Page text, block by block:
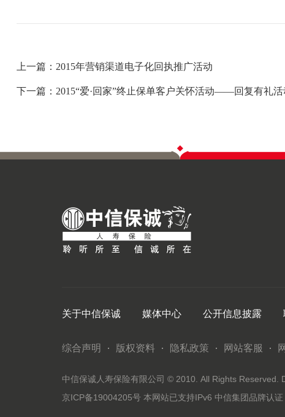
上一篇：2015年营销渠道电子化回执推广活动
下一篇：2015“爱·回家”终止保单客户关怀活动——回复有礼
关于中信保诚 媒体中心 公开信息披露
综合声明 版权资料 隐私政策 网站客服
中信保诚人寿保险有限公司 © 2010. All Rights Reserved.
京ICP备19004205号 本网站已支持IPv6 中信集团品牌认